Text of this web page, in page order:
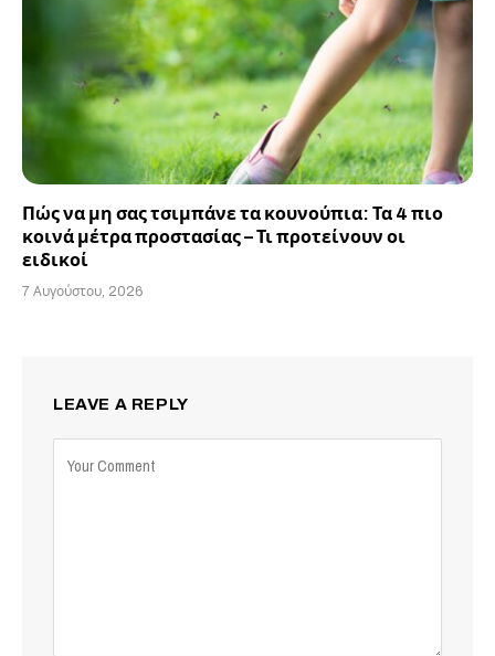
Πώς να μη σας τσιμπάνε τα κουνούπια: Τα 4 πιο
κοινά μέτρα προστασίας – Τι προτείνουν οι
ειδικοί
7 Αυγούστου, 2026
LEAVE A REPLY